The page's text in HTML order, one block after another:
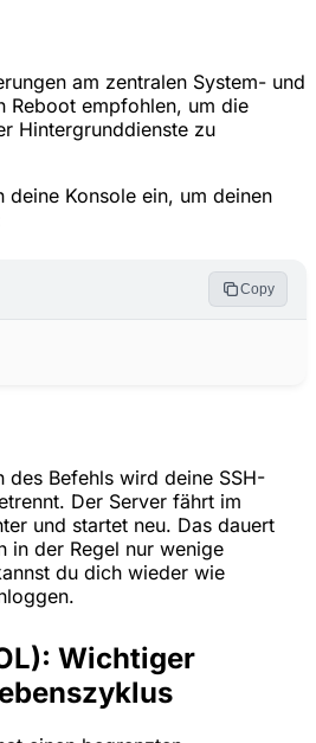
am zentralen System- und
Reboot empfohlen, um die
Hintergrunddienste zu
deine Konsole ein, um deinen
Copy
des Befehls wird deine SSH-
Der Server fährt im
und startet neu. Das dauert
in der Regel nur wenige
du dich wieder wie
Wichtiger